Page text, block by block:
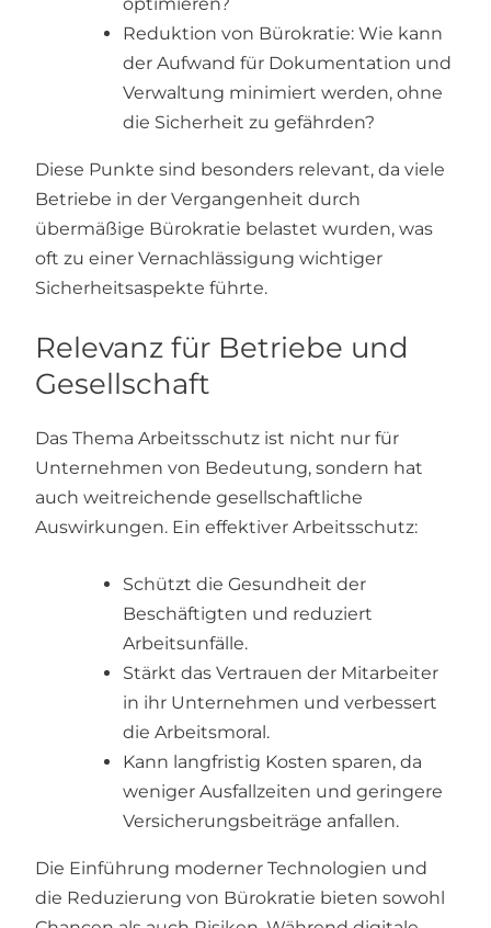
Reduktion von Bürokratie: Wie kann
der Aufwand für Dokumentation und
Verwaltung minimiert werden, ohne
die Sicherheit zu gefährden?
Diese Punkte sind besonders relevant, da viele
Betriebe in der Vergangenheit durch
übermäßige Bürokratie belastet wurden, was
oft zu einer Vernachlässigung wichtiger
Sicherheitsaspekte führte.
Relevanz für Betriebe und
Gesellschaft
Das Thema Arbeitsschutz ist nicht nur für
Unternehmen von Bedeutung, sondern hat
auch weitreichende gesellschaftliche
Auswirkungen. Ein effektiver Arbeitsschutz:
Schützt die Gesundheit der
Beschäftigten und reduziert
Arbeitsunfälle.
Stärkt das Vertrauen der Mitarbeiter
in ihr Unternehmen und verbessert
die Arbeitsmoral.
Kann langfristig Kosten sparen, da
weniger Ausfallzeiten und geringere
Versicherungsbeiträge anfallen.
Die Einführung moderner Technologien und
die Reduzierung von Bürokratie bieten sowohl